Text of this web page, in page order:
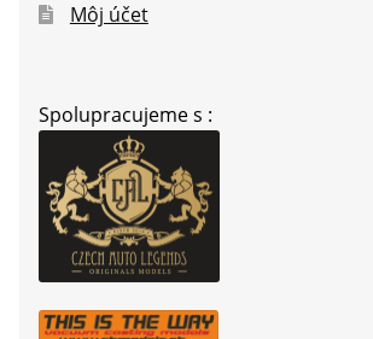
Môj účet
Spolupracujeme s :